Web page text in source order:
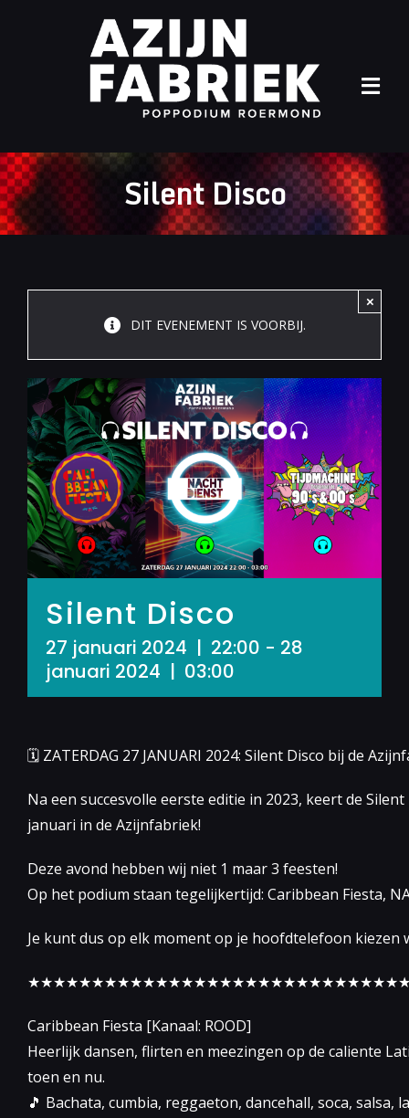
Agenda
Archief
Silent Disco
DIT EVENEMENT IS VOORBIJ.
×
Silent Disco
27 januari 2024 | 22:00 - 28
januari 2024 | 03:00
🗓 ZATERDAG 27 JANUARI 2024: Silent Disco bij de
Na een succesvolle eerste editie in 2023, keert de
januari in de Azijnfabriek!
Deze avond hebben wij niet 1 maar 3 feesten!
Op het podium staan tegelijkertijd: Caribbean Fiesta,
Je kunt dus op elk moment op je hoofdtelefoon kiezen
Caribbean Fiesta [Kanaal: ROOD]
Heerlijk dansen, flirten en meezingen op de caliente
toen en nu.
🎵 Bachata, cumbia, reggaeton, dancehall, soca, salsa,